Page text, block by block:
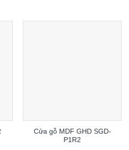
Cửa gỗ MDF GHD SGD-
P1R2